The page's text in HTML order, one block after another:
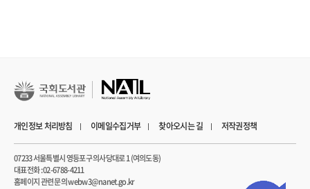
개인정보 처리방침 이메일수집거부 찾아오시는 길 저작권정책
07233 서울특별시 영등포구 의사당대로 1 (여의도동)
대표전화 : 02-6788-4211
홈페이지 관련 문의 webw3@nanet.go.kr